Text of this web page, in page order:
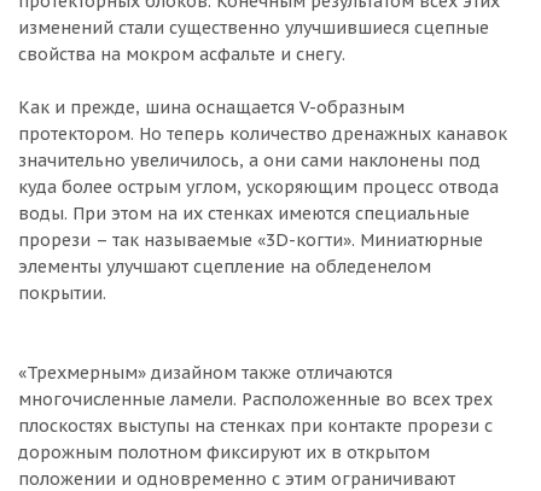
изменений стали существенно улучшившиеся сцепные
свойства на мокром асфальте и снегу.
Как и прежде, шина оснащается V-образным
протектором. Но теперь количество дренажных канавок
значительно увеличилось, а они сами наклонены под
куда более острым углом, ускоряющим процесс отвода
воды. При этом на их стенках имеются специальные
прорези – так называемые «3D-когти». Миниатюрные
элементы улучшают сцепление на обледенелом
покрытии.
«Трехмерным» дизайном также отличаются
многочисленные ламели. Расположенные во всех трех
плоскостях выступы на стенках при контакте прорези с
дорожным полотном фиксируют их в открытом
положении и одновременно с этим ограничивают